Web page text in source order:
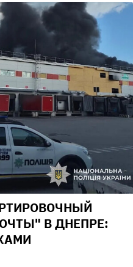
В ДНЕПРЕ: